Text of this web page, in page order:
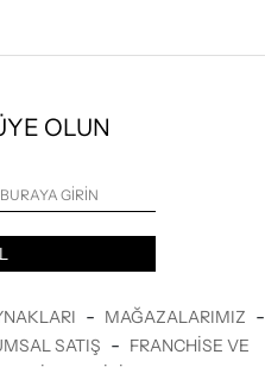
OLUN
- MAĞAZALARIMIZ -
SATIŞ - FRANCHISE VE